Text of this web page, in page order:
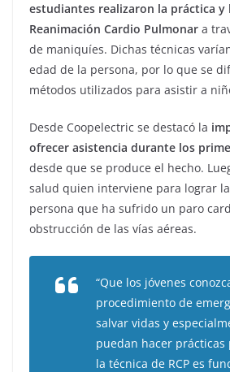
estudiantes realizaron la práctica y
Reanimación Cardio Pulmonar a
de maniquíes. Dichas técnicas
edad de la persona, por lo que se
métodos utilizados para asistir a
Desde Coopelectric se destacó la
ofrecer asistencia durante los
desde que se produce el hecho.
salud quien interviene para lograr
persona que ha sufrido un paro
obstrucción de las vías aéreas.
“Que los jóvenes
procedimiento de
salvar vidas y
puedan hacer
la técnica de RCP es